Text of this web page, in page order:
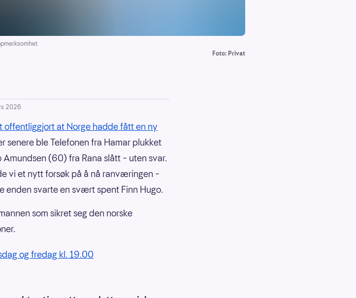
Foto: Privat
2026
offentliggjort at Norge hadde fått en ny
senere ble Telefonen fra Hamar plukket
(60) fra Rana slått – uten svar.
vi et nytt forsøk på å nå ranværingen –
enden svarte en svært spent Finn Hugo.
som sikret seg den norske
og fredag kl. 19.00